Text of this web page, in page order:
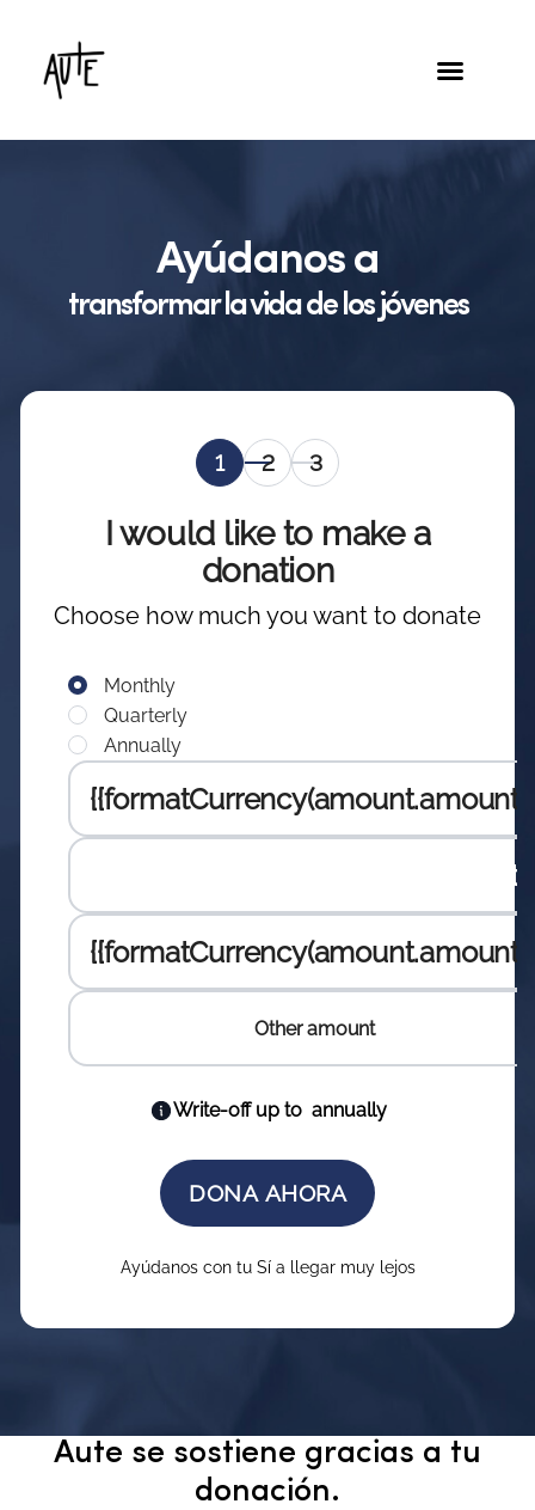
Ayúdanos a
transformar la vida de los jóvenes
sostener la misión de Aute
Aute se sostiene gracias a tu
donación.